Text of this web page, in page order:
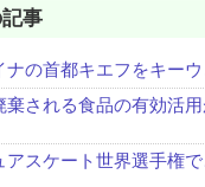
事
ナの首都キエフをキー
棄される食品の有効活
アスケート世界選手権